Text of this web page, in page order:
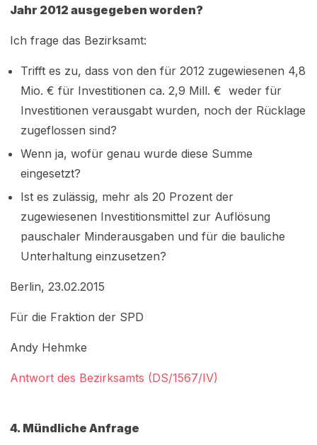
Jahr 2012 ausgegeben worden?
Ich frage das Bezirksamt:
Trifft es zu, dass von den für 2012 zugewiesenen 4,8
Mio. € für Investitionen ca. 2,9 Mill. € weder für
Investitionen verausgabt wurden, noch der Rücklage
zugeflossen sind?
Wenn ja, wofür genau wurde diese Summe
eingesetzt?
Ist es zulässig, mehr als 20 Prozent der
zugewiesenen Investitionsmittel zur Auflösung
pauschaler Minderausgaben und für die bauliche
Unterhaltung einzusetzen?
Berlin, 23.02.2015
Für die Fraktion der SPD
Andy Hehmke
Antwort des Bezirksamts (DS/1567/IV)
4. Mündliche Anfrage